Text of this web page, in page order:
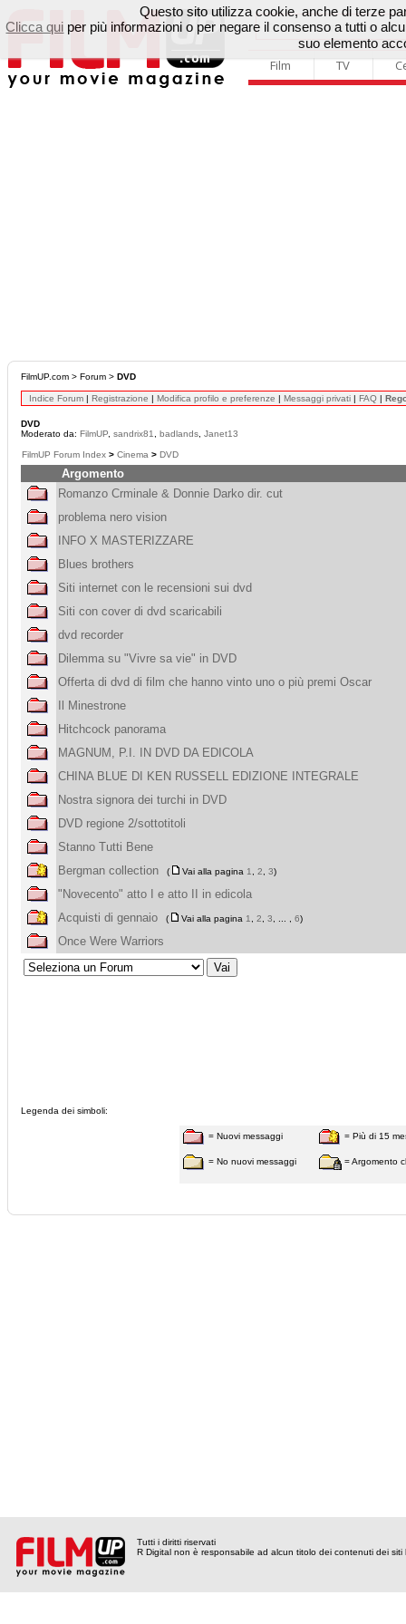
Film TV
FilmUP.com > Forum > DVD
Indice Forum | Registrazione | Modifica profilo e preferenze | Messaggi privati | FAQ |
DVD
Moderato da: FilmUP sandrix81 badlands Janet13
FilmUP Forum Index > Cinema > DVD
Argomento
Romanzo Crminale & Donnie Darko dir. cut
problema nero vision
INFO X MASTERIZZARE
Blues brothers
Siti internet con le recensioni sui dvd
Siti con cover di dvd scaricabili
dvd recorder
Dilemma su "Vivre sa vie" in DVD
Offerta di dvd di film che hanno vinto uno o più premi Oscar
Il Minestrone
Hitchcock panorama
MAGNUM, P.I. IN DVD DA EDICOLA
CHINA BLUE DI KEN RUSSELL EDIZIONE INTEGRALE
Nostra signora dei turchi in DVD
DVD regione 2/sottotitoli
Stanno Tutti Bene
Bergman collection
( Vai alla pagina 1 2 3)
"Novecento" atto I e atto II in edicola
Acquisti di gennaio
( Vai alla pagina 1 2 3 6)
Once Were Warriors
Legenda dei simboli:
= Nuovi messaggi
= No nuovi messaggi
= Più di 15
= Argomento
Tutti i diritti riservati
R Digital non è responsabile ad alcun titolo dei contenuti dei siti
Questo sito utilizza cookie, anche di terze
Clicca qui per più informazioni o per negare il consenso a tutti o
suo elemento